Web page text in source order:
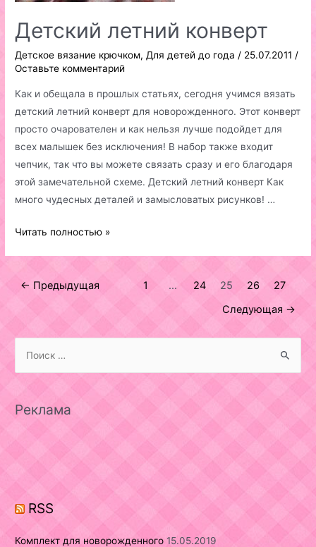
Детский летний конверт
Детское вязание крючком, Для детей до года / 25.07.2011 /
Оставьте комментарий
Как и обещала в прошлых статьях, сегодня учимся вязать
детский летний конверт для новорожденного. Этот конверт
просто очарователен и как нельзя лучше подойдет для
всех малышек без исключения! В набор также входит
чепчик, так что вы можете связать сразу и его благодаря
этой замечательной схеме. Детский летний конверт Как
много чудесных деталей и замысловатых рисунков! …
Детский
Читать полностью »
Навигация
← Предыдущая 1 … 24 25 26
27
Следующая →
r
:
Реклама
RSS
Комплект для новорожденного 15.05.2019